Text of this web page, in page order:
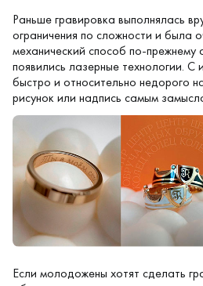
Раньше гравировка выполнялась
ограничения по сложности и была
механический способ по-прежнему
появились лазерные технологии.
быстро и относительно недорого
рисунок или надпись самым
Если молодожены хотят сделать